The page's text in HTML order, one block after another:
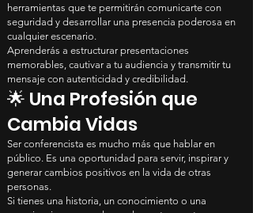
herramientas que te permitirán comunicarte con
seguridad y desarrollar una presencia poderosa en
cualquier escenario.
Aprenderás a estructurar presentaciones
memorables, cautivar a tu audiencia y transmitir tu
mensaje con autenticidad y credibilidad.
🌟 Una Profesión que
Cambia Vidas
Ser conferencista es mucho más que hablar en
público. Es una oportunidad para servir, inspirar y
generar cambios positivos en la vida de otras
personas.
Si tienes una historia, un conocimiento o una